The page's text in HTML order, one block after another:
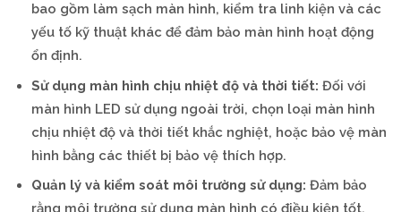
bao gồm làm sạch màn hình, kiểm tra linh kiện và các
yếu tố kỹ thuật khác để đảm bảo màn hình hoạt động
ổn định.
Sử dụng màn hình chịu nhiệt độ và thời tiết: Đối với
màn hình LED sử dụng ngoài trời, chọn loại màn hình
chịu nhiệt độ và thời tiết khắc nghiệt, hoặc bảo vệ màn
hình bằng các thiết bị bảo vệ thích hợp.
Quản lý và kiểm soát môi trường sử dụng: Đảm bảo
rằng môi trường sử dụng màn hình có điều kiện tốt,